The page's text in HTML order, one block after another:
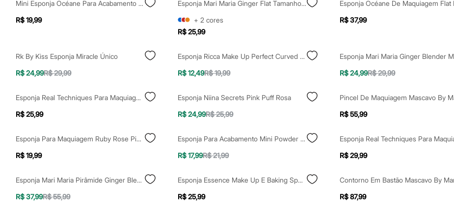
Biquínis
Saídas de praia
Calças
Casacos e Jaquetas
Jeans
Shorts e Saias
Vestidos
Masculino
Em alta
Inverno
Roupas
Calças
Camisetas e Regatas
Casacos e Jaquetas
Mini Esponja Océane Para Acabamento Powder Puff Preta
R$ 19,99
Esponja Mari Maria Ginger Flat Tamanho P Blender
+ 2 cores
R$ 25,99
R$ 37,99
Rk By Kiss Esponja Miracle Único
R$ 24,99R$ 29,99
Esponja Ricca Make Up Perfect Curved Shape
R$ 12,49R$ 19,99
Esponja Mari Maria Ginger Blender M
R$ 24,99R$ 29,99
Esponja Real Techniques Para Maquiagem Rt Sponge Blend E Mattify 4224
R$ 25,99
Esponja Niina Secrets Pink Puff Rosa
R$ 24,99R$ 25,99
R$ 55,99
Esponja Para Maquiagem Ruby Rose Pink Sides
R$ 19,99
Esponja Para Acabamento Mini Powder Puff Océane Rosa Único
R$ 17,99R$ 21,99
R$ 29,99
Esponja Mari Maria Pirâmide Ginger Blender
R$ 37,99R$ 55,99
Esponja Essence Make Up E Baking Sponge 01
R$ 25,99
R$ 87,99